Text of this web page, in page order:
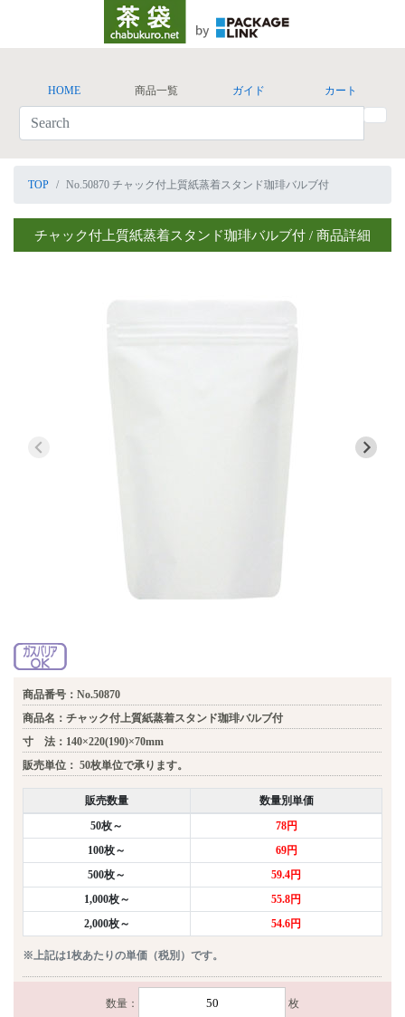
HOME 商品一覧 ガイド カート
TOP No.50870 チャック付上質紙蒸着スタンド珈琲バルブ付
チャック付上質紙蒸着スタンド珈琲バルブ付 / 商品詳細
商品番号：No.50870
商品名：チャック付上質紙蒸着スタンド珈琲バルブ付
寸 法：140×220(190)×70mm
販売単位： 50枚単位で承ります。
※上記は1枚あたりの単価（税別）です。
販売数量
数量別単価
50枚～
78円
100枚～
69円
500枚～
59.4円
1,000枚～
55.8円
2,000枚～
54.6円
数量： 枚